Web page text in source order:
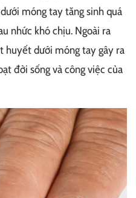
móng tay tăng sinh quá
nhức khó chịu. Ngoài ra
huyết dưới móng tay gây ra
đời sống và công việc của